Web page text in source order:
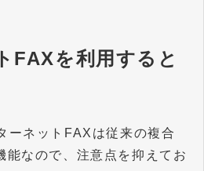
FAXを利用すると
ーネットFAXは従来の複合
能なので、注意点を抑えてお